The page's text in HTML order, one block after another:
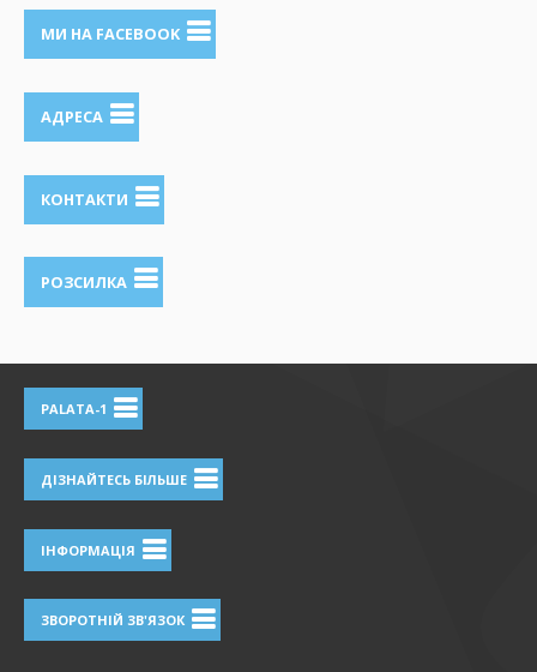
МИ НА FACEBOOK
АДРЕСА
КОНТАКТИ
РОЗСИЛКА
PALATA-1
ДІЗНАЙТЕСЬ БІЛЬШЕ
ІНФОРМАЦІЯ
ЗВОРОТНІЙ ЗВ'ЯЗОК